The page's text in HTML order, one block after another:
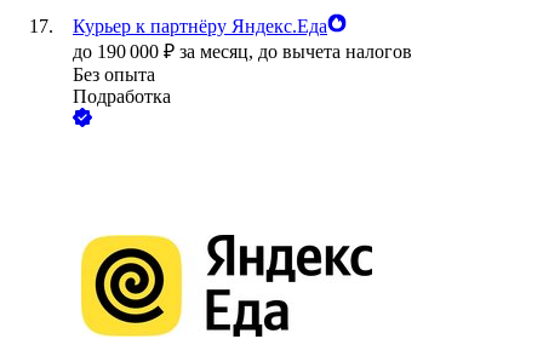
Курьер к партнёру Яндекс.Еда
до 190 000 ₽ за месяц, до вычета налогов
Без опыта
Подработка